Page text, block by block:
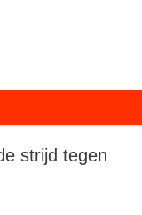
strijd tegen